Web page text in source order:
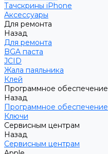
Тачскрины iPhone
Аксессуары
Для ремонта
Назад
Для ремонта
BGA паста
JCID
Жала паяльника
Клей
Программное обеспечение
Назад
Программное обеспечение
Ключи
Сервисным центрам
Назад
Сервисным центрам